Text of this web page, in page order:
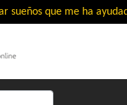
sueños que me ha